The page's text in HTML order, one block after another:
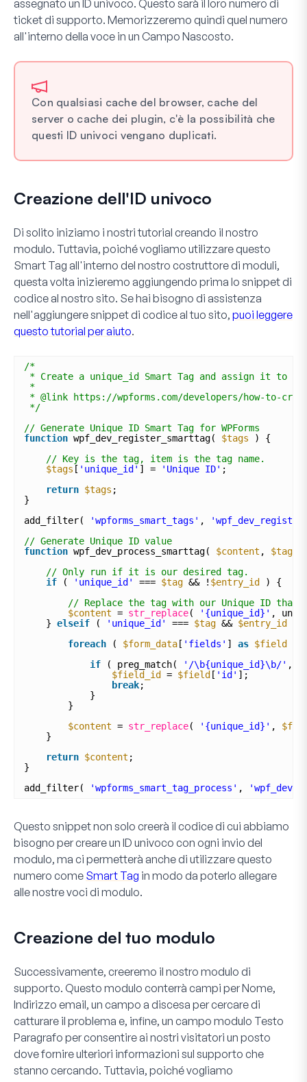
assegnato un ID univoco. Questo sarà il loro numero di
ticket di supporto. Memorizzeremo quindi quel numero
all'interno della voce in un Campo Nascosto.
Con qualsiasi cache del browser, cache del
server o cache dei plugin, c'è la possibilità che
questi ID univoci vengano duplicati.
Creazione dell'ID univoco
Di solito iniziamo i nostri tutorial creando il nostro
modulo. Tuttavia, poiché vogliamo utilizzare questo
Smart Tag all'interno del nostro costruttore di moduli,
questa volta inizieremo aggiungendo prima lo snippet di
codice al nostro sito. Se hai bisogno di assistenza
nell'aggiungere snippet di codice al tuo sito, puoi leggere
questo tutorial per aiuto.
/*
* Create a unique_id Smart Tag and assign it to
*
* @link https://wpforms.com/developers/how-to-
*/
// Generate Unique ID Smart Tag for WPForms
function wpf_dev_register_smarttag( $tags
) {
// Key is the tag, item is the tag name.
$tags [ 'unique_id' ] = 'Unique ID' ;
return $tags ;
}
add_filter(
'wpforms_smart_tags' ,
// Generate Unique ID value
function wpf_dev_process_smarttag( $content , $tag
// Only run if it is our desired tag.
if
( 'unique_id' === $tag && ! $entry_id
) {
// Replace the tag with our Unique ID
$content = str_replace( '{unique_id}' ,
} elseif ( 'unique_id' === $tag && $entry_id
foreach
( $form_data[ 'fields' ] as $field
if
( preg_match( '/\b{unique_id}\b/' ,
$field_id = $field[ 'id' ];
break;
}
}
$content = str_replace( '{unique_id}' ,
}
return $content ;
}
add_filter(
'wpforms_smart_tag_process' ,
Questo snippet non solo creerà il codice di cui abbiamo
bisogno per creare un ID univoco con ogni invio del
modulo, ma ci permetterà anche di utilizzare questo
numero come Smart Tag in modo da poterlo allegare
alle nostre voci di modulo.
Creazione del tuo modulo
Successivamente, creeremo il nostro modulo di
supporto. Questo modulo conterrà campi per Nome,
Indirizzo email, un campo a discesa per cercare di
catturare il problema e, infine, un campo modulo Testo
Paragrafo per consentire ai nostri visitatori un posto
dove fornire ulteriori informazioni sul supporto che
stanno cercando. Tuttavia, poiché vogliamo